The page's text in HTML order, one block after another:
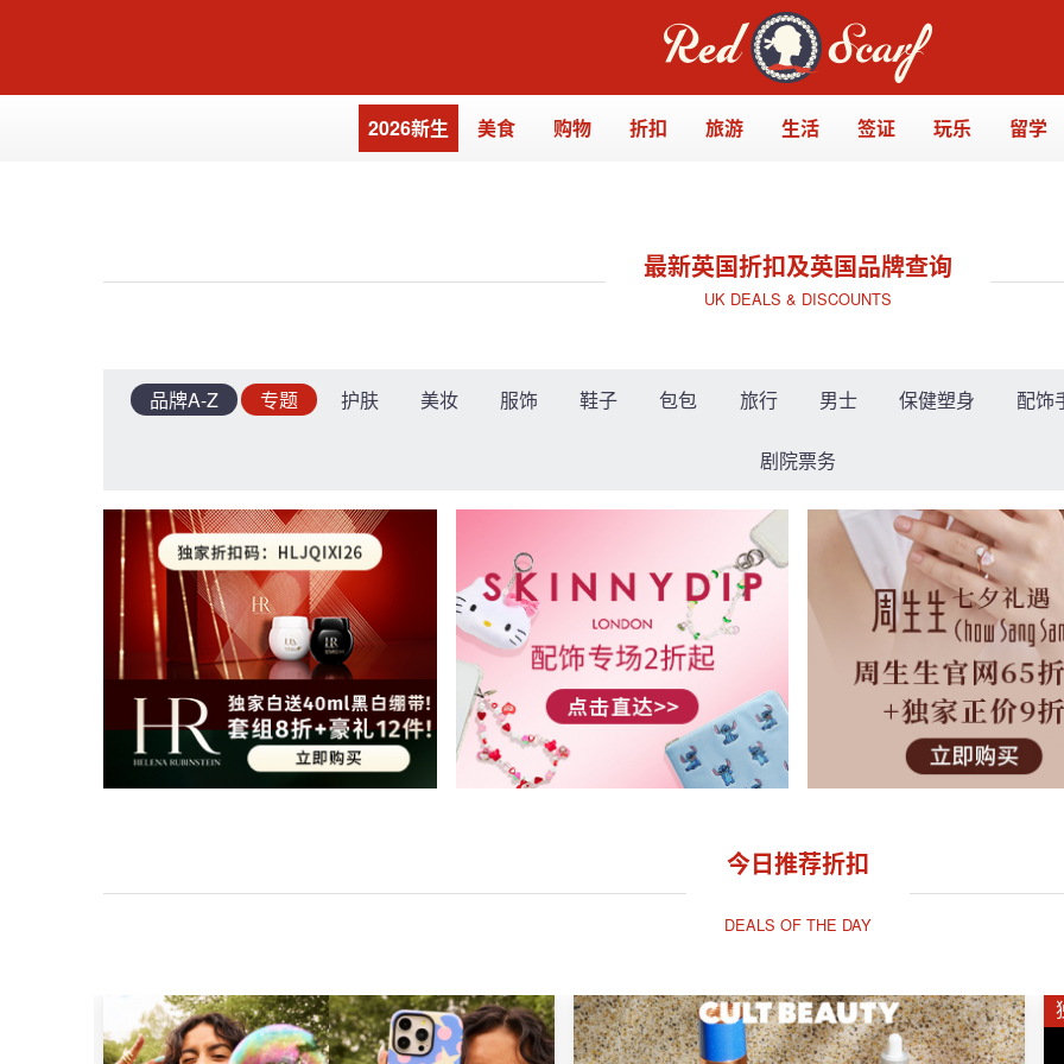
2026新生 美食 购物 折扣 旅游 生活 签证 玩乐 留学
最新英国折扣及英国品牌查询
UK DEALS & DISCOUNTS
品牌A-Z 专题 护肤 美妆 服饰 鞋子 包包 旅行 男士 保健塑身 配饰
剧院票务
今日推荐折扣
DEALS OF THE DAY